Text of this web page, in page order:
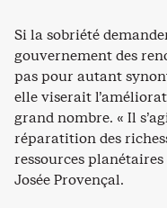
Si la sobriété
gouvernement des
pas pour autant
elle viserait
grand nombre. « Il
réparatition des
ressources
Josée Provençal.